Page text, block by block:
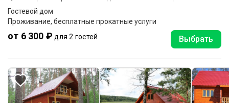
Гостевой дом
Проживание, бесплатные прокатные услуги
от 6 300 ₽ для 2 гостей Выбрать